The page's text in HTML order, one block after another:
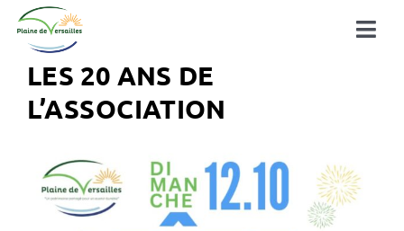
Passer
contenu
Découvrir la plaine
à la une !
LES 20 ANS DE
L’ASSOCIATION